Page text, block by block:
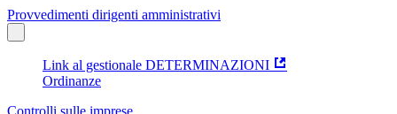
Provvedimenti dirigenti amministrativi
Link al gestionale DETERMINAZIONI
Ordinanze
Controlli sulle imprese